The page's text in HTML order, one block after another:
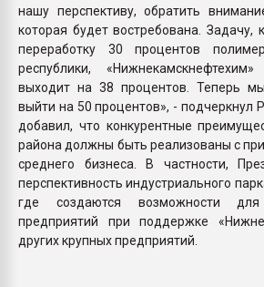
нашу перспективу, обратить
которая будет востребована. Задачу,
переработку 30 процентов
республики,
выходит на 38 процентов. Теперь
выйти на 50 процентов», - подчеркнул
добавил, что конкурентные
района должны быть реализованы с
среднего бизнеса. В частности,
перспективность индустриального
где создаются возможности
предприятий при поддержке
других крупных предприятий.